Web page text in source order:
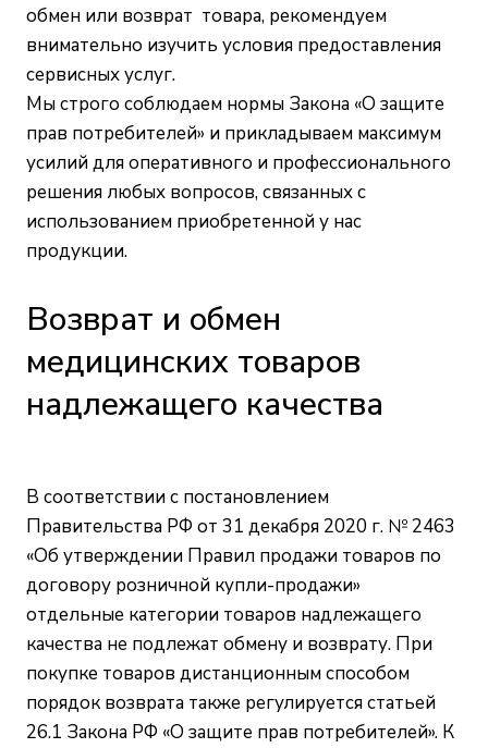
обмен или возврат товара, рекомендуем
внимательно изучить условия предоставления
сервисных услуг.
Мы строго соблюдаем нормы Закона «О защите
прав потребителей» и прикладываем максимум
усилий для оперативного и профессионального
решения любых вопросов, связанных с
использованием приобретенной у нас
продукции.
Возврат и обмен
медицинских товаров
надлежащего качества
В соответствии с постановлением
Правительства РФ от 31 декабря 2020 г. № 2463
«Об утверждении Правил продажи товаров по
договору розничной купли-продажи»
отдельные категории товаров надлежащего
качества не подлежат обмену и возврату. При
покупке товаров дистанционным способом
порядок возврата также регулируется статьей
26.1 Закона РФ «О защите прав потребителей». К